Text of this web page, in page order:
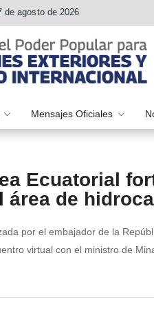
de agosto de 2026
Mensajes Oficiales
Ecuatorial
área de
por el embajador de la
virtual con el ministro de